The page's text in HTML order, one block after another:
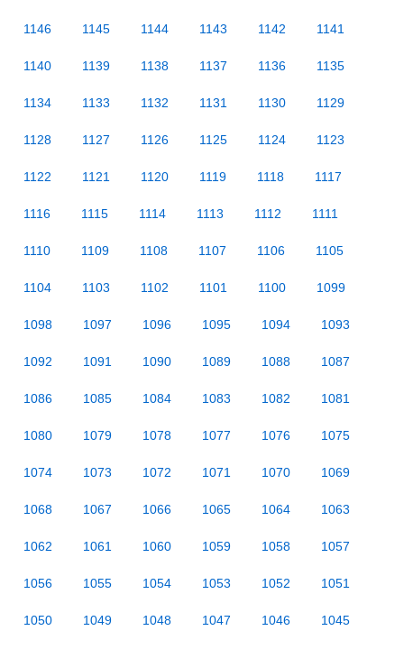
1146 1145 1144 1143 1142 1141
1140 1139 1138 1137 1136 1135
1134 1133 1132 1131 1130 1129
1128 1127 1126 1125 1124 1123
1122 1121 1120 1119 1118 1117
1116 1115 1114 1113 1112 1111
1110 1109 1108 1107 1106 1105
1104 1103 1102 1101 1100 1099
1098 1097 1096 1095 1094 1093
1092 1091 1090 1089 1088 1087
1086 1085 1084 1083 1082 1081
1080 1079 1078 1077 1076 1075
1074 1073 1072 1071 1070 1069
1068 1067 1066 1065 1064 1063
1062 1061 1060 1059 1058 1057
1056 1055 1054 1053 1052 1051
1050 1049 1048 1047 1046 1045